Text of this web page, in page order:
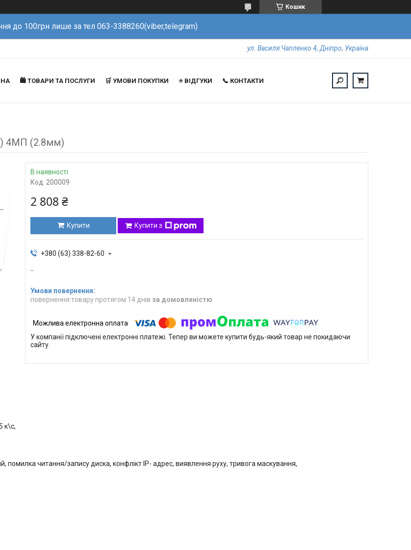
Кошик
до 100грн лише за тел 063-3388260(viber,telegram)
ул. Василя Чапленко 4, Дніпро, Україна
🛍️ ТОВАРИ ТА ПОСЛУГИ 🛒 УМОВИ ПОКУПКИ ⭐️ ВІДГУКИ 📞 КОНТАКТИ
4МП (2.8мм)
В наявності
Код: 200009
2 808 ₴
Купити Купити з
+380 (63) 338-82-60
повернення товару протягом 14 днів за домовленістю
У компанії підключені електронні платежі. Тепер ви можете купити будь-який товар не покидаючи
сайту.
к\с,
помилка читання/запису диска, конфлікт IP- адрес, виявлення руху, тривога маскування,